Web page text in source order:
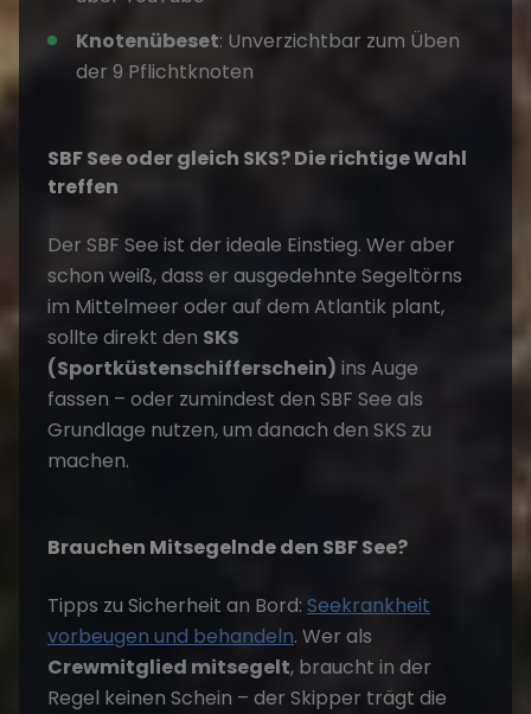
Knotenübeset: Unverzichtbar zum Üben
der 9 Pflichtknoten
SBF See oder gleich SKS? Die richtige Wahl
treffen
Der SBF See ist der ideale Einstieg. Wer aber
schon weiß, dass er ausgedehnte Segeltörns
im Mittelmeer oder auf dem Atlantik plant,
sollte direkt den SKS
(Sportküstenschifferschein) ins Auge
fassen – oder zumindest den SBF See als
Grundlage nutzen, um danach den SKS zu
machen.
Brauchen Mitsegelnde den SBF See?
Tipps zu Sicherheit an Bord: Seekrankheit
vorbeugen und behandeln. Wer als
Crewmitglied mitsegelt, braucht in der
Regel keinen Schein – der Skipper trägt die